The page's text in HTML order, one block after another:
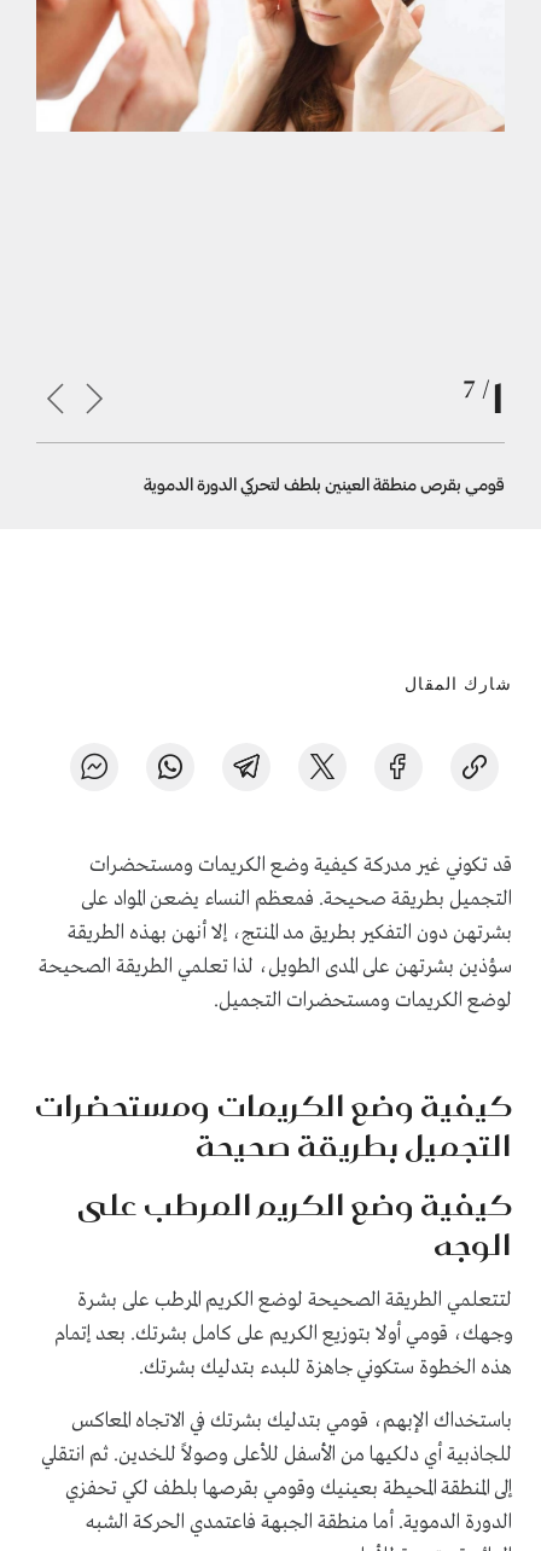
قومي بقرص منطقة العينين بلطف لتحركي الدورة الدموية
شارك المقال
قد تكوني غير مدركة كيفية وضع الكريمات ومستحضرات
التجميل بطريقة صحيحة. فمعظم النساء يضعن المواد على
بشرتهن دون التفكير بطريق مد المنتج، إلا أنهن بهذه الطريقة
سؤذين بشرتهن على المدى الطويل، لذا تعلمي الطريقة الصحيحة
لوضع الكريمات ومستحضرات التجميل.
كيفية وضع الكريمات ومستحضرات
التجميل بطريقة صحيحة
كيفية وضع الكريم المرطب على
الوجه
لتتعلمي الطريقة الصحيحة لوضع الكريم المرطب على بشرة
وجهك، قومي أولا بتوزيع الكريم على كامل بشرتك. بعد إتمام
هذه الخطوة ستكوني جاهزة للبدء بتدليك بشرتك.
باستخداك الإبهم، قومي بتدليك بشرتك في الاتجاه المعاكس
للجاذبية أي دلكيها من الأسفل للأعلى وصولاً للخدين. ثم انتقلي
إلى المنطقة المحيطة بعينيك وقومي بقرصها بلطف لكي تحفزي
الدورة الدموية. أما منطقة الجبهة فاعتمدي الحركة الشبه